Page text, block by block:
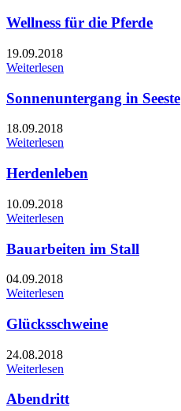
Wellness für die Pferde
19.09.2018
Weiterlesen
Sonnenuntergang in Seeste
18.09.2018
Weiterlesen
Herdenleben
10.09.2018
Weiterlesen
Bauarbeiten im Stall
04.09.2018
Weiterlesen
Glücksschweine
24.08.2018
Weiterlesen
Abendritt